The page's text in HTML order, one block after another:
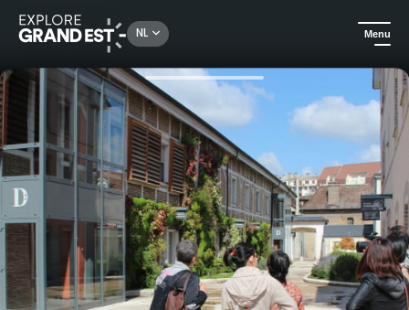
NL Menu
Kijk je ogen uit in de Grand Est Ontmoet een Greeter in de Aube